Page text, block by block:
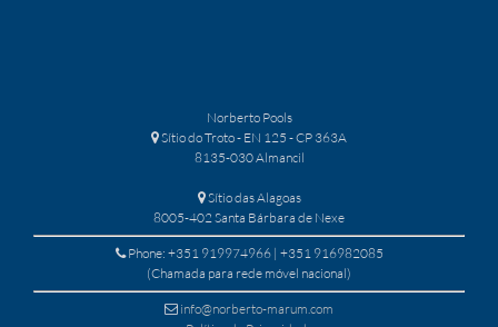
Norberto Pools
Sítio do Troto - EN 125 - CP 363A
8135-030 Almancil
Sítio das Alagoas
8005-402 Santa Bárbara de Nexe
Phone: +351 919974966 | +351 916982085
(Chamada para rede móvel nacional)
info@norberto-marum.com